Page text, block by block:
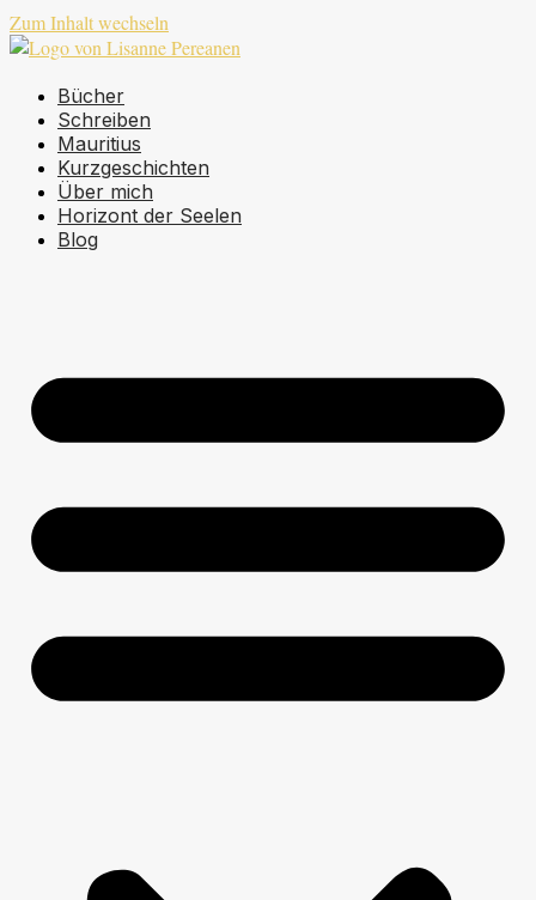
Zum Inhalt wechseln
Bücher
Schreiben
Mauritius
Kurzgeschichten
Über mich
Horizont der Seelen
Blog